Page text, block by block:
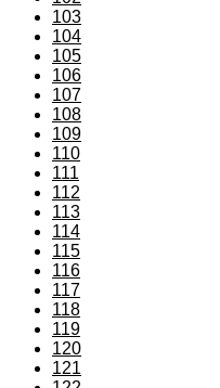
103
104
105
106
107
108
109
110
111
112
113
114
115
116
117
118
119
120
121